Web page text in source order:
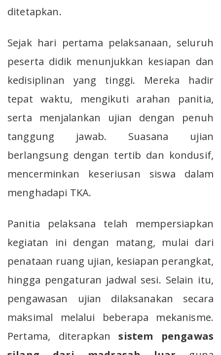
ditetapkan.
Sejak hari pertama pelaksanaan, seluruh
peserta didik menunjukkan kesiapan dan
kedisiplinan yang tinggi. Mereka hadir
tepat waktu, mengikuti arahan panitia,
serta menjalankan ujian dengan penuh
tanggung jawab. Suasana ujian
berlangsung dengan tertib dan kondusif,
mencerminkan keseriusan siswa dalam
menghadapi TKA.
Panitia pelaksana telah mempersiapkan
kegiatan ini dengan matang, mulai dari
penataan ruang ujian, kesiapan perangkat,
hingga pengaturan jadwal sesi. Selain itu,
pengawasan ujian dilaksanakan secara
maksimal melalui beberapa mekanisme.
Pertama, diterapkansistem pengawas